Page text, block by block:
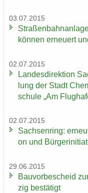
03.07.2015
kön­nen er­neu­ert
02.07.2015
Lan­des­di­rek­ti­on
lung der Stadt
schu­le „Am
02.07.2015
Sach­sen­ring:
on und
29.06.2015
Bau­vor­be­scheid
zig be­stä­tigt